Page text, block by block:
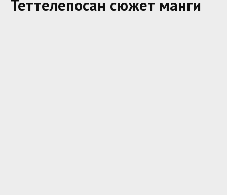
Теттелепосан сюжет манги